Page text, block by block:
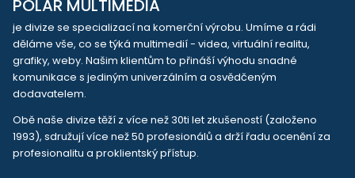
POLAR MULTIMEDIA
je divize se specializací na komerční výrobu. Umíme a rádi
děláme vše, co se týká multimedií - videa, virtuální realitu,
grafiky, weby. Našim klientům to přináší výhodu snadné
komunikace s jediným univerzálním a osvědčeným
dodavatelem.
Obě naše divize těží z více než 30ti let zkušeností (založeno
1993), sdružují více než 50 profesionálů a drží řadu ocenění za
profesionalitu a proklientský přístup.